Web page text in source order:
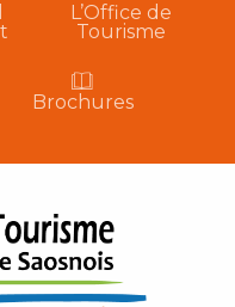
L’Office de
Tourisme
Brochures